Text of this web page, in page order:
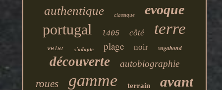
authentique classique evoque
portugal l405 côté terre
velar s'adapte plage noir vagabond
découverte autobiographie
roues gamme terrain avant